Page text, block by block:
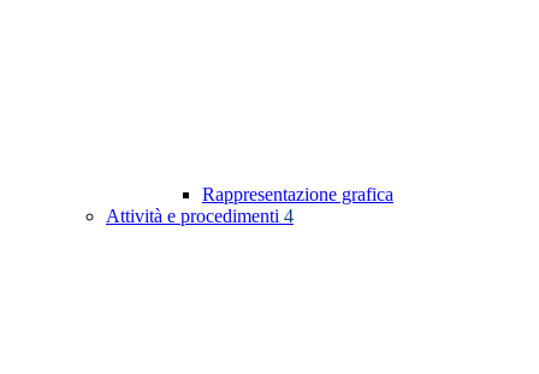
Rappresentazione grafica
Attività e procedimenti 4